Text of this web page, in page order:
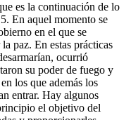
es la continuación de lo
En aquel momento se
en el que se
paz. En estas prácticas
ocurrió
su poder de fuego y
los que además los
entrar. Hay algunos
el objetivo del